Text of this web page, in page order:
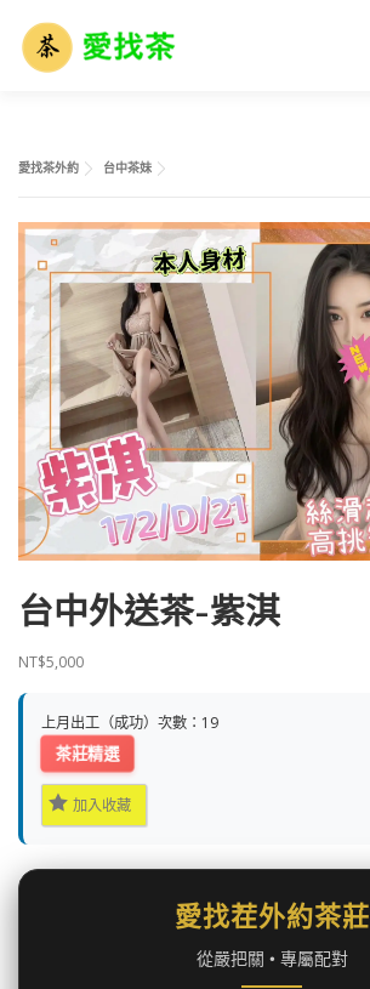
外送茶市場解析 外送茶術語大全
愛找茶外約 台中茶妹
台中外送茶-紫淇
NT$5,000
上月出工（成功）次數：19
茶莊精選
加入收藏
愛找茬外約茶莊
從嚴把關 • 專屬配對